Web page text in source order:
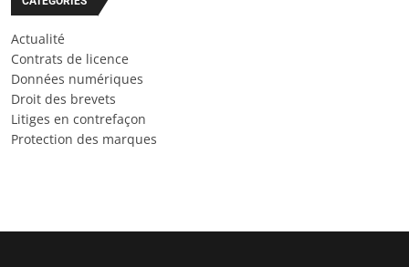
Actualité
Contrats de licence
Données numériques
Droit des brevets
Litiges en contrefaçon
Protection des marques